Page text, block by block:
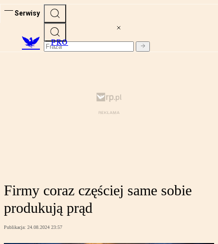
Serwisy
PRO
Firmy coraz częściej same sobie
produkują prąd
Publikacja: 24.08.2024 23:57